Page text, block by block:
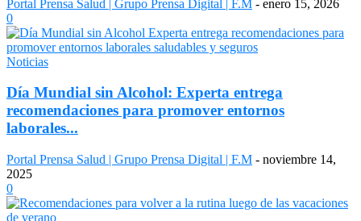
Portal Prensa Salud | Grupo Prensa Digital | F.M - enero 15, 2026
0
Noticias
Día Mundial sin Alcohol: Experta entrega
recomendaciones para promover entornos
laborales...
Portal Prensa Salud | Grupo Prensa Digital | F.M - noviembre 14,
2025
0